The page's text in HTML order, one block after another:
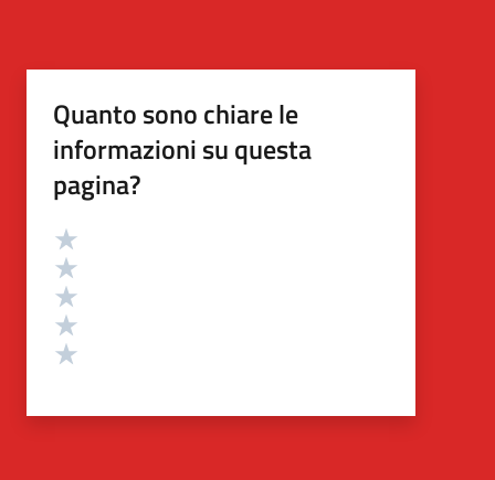
Quanto sono chiare le
informazioni su questa
pagina?
Valutazione